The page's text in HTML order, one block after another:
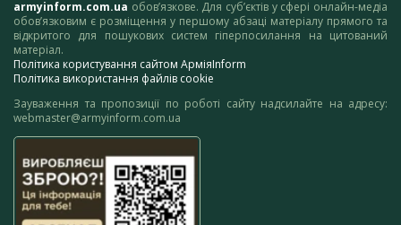
armyinform.com.ua обов’язкове. Для суб’єктів у сфері онлайн-медіа
обов’язковим є розміщення у першому абзаці матеріалу прямого та
відкритого для пошукових систем гіперпосилання на цитований
матеріал.
Політика користування сайтом АрміяInform
Політика використання файлів cookie
Зауваження та пропозиції по роботі сайту надсилайте на адресу:
webmaster@armyinform.com.ua